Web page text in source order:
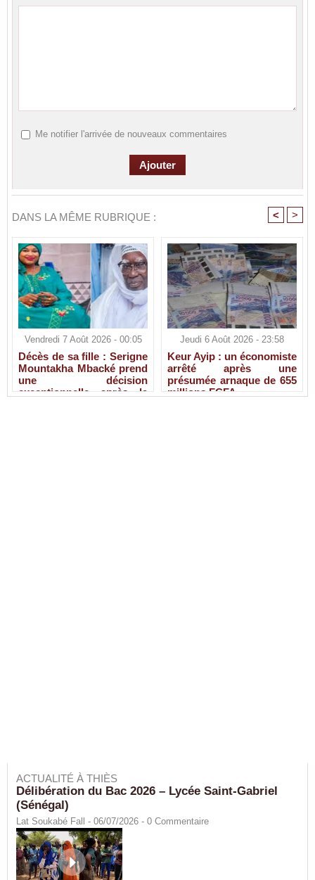
Me notifier l'arrivée de nouveaux commentaires
DANS LA MÊME RUBRIQUE : < >
Vendredi 7 Août 2026 - 00:05
Décès de sa fille : Serigne
Mountakha Mbacké prend
une décision
exceptionnelle après la
Jeudi 6 Août 2026 - 23:58
Keur Ayip : un économiste
arrêté après une
présumée arnaque de 655
millions FCFA
ACTUALITÉ À THIÈS
Délibération du Bac 2026 – Lycée Saint-Gabriel
(Sénégal)
Lat Soukabé Fall - 06/07/2026 - 0 Commentaire